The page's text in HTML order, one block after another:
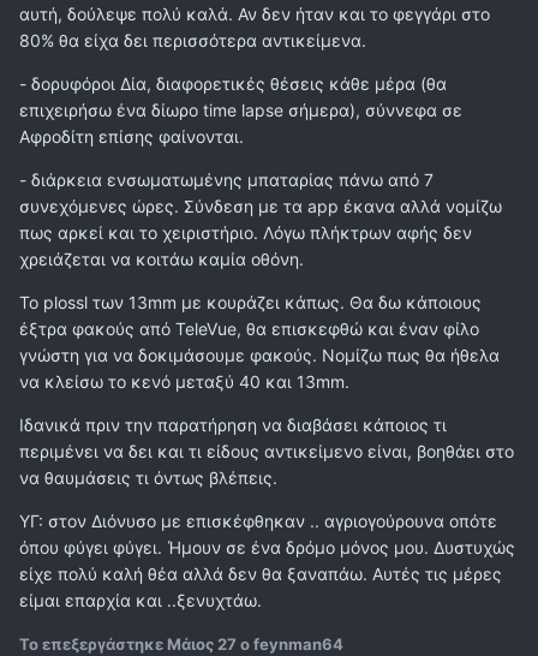
αυτή, δούλεψε πολύ καλά. Αν δεν ήταν και το φεγγάρι στο
80% θα είχα δει περισσότερα αντικείμενα.
- δορυφόροι Δία, διαφορετικές θέσεις κάθε μέρα (θα
επιχειρήσω ένα δίωρο time lapse σήμερα), σύννεφα σε
Αφροδίτη επίσης φαίνονται.
- διάρκεια ενσωματωμένης μπαταρίας πάνω από 7
συνεχόμενες ώρες. Σύνδεση με τα app έκανα αλλά νομίζω
πως αρκεί και το χειριστήριο. Λόγω πλήκτρων αφής δεν
χρειάζεται να κοιτάω καμία οθόνη.
Το plossl των 13mm με κουράζει κάπως. Θα δω κάποιους
έξτρα φακούς από TeleVue, θα επισκεφθώ και έναν φίλο
γνώστη για να δοκιμάσουμε φακούς. Νομίζω πως θα ήθελα
να κλείσω το κενό μεταξύ 40 και 13mm.
Ιδανικά πριν την παρατήρηση να διαβάσει κάποιος τι
περιμένει να δει και τι είδους αντικείμενο είναι, βοηθάει στο
να θαυμάσεις τι όντως βλέπεις.
ΥΓ: στον Διόνυσο με επισκέφθηκαν .. αγριογούρουνα οπότε
όπου φύγει φύγει. Ήμουν σε ένα δρόμο μόνος μου. Δυστυχώς
είχε πολύ καλή θέα αλλά δεν θα ξαναπάω. Αυτές τις μέρες
είμαι επαρχία και ..ξενυχτάω.
Το επεξεργάστηκε Μάιος 27 ο feynman64